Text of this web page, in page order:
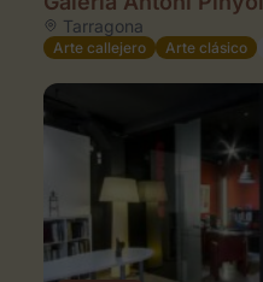
Tarragona
Arte callejero Arte clásico